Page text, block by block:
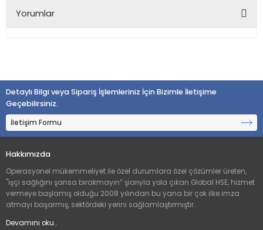
Yorumlar
Yorum Yaz
Detaylı Bilgi veya Sipariş İşlemleriniz İçin Bizimle İletişime
Geçebilirsiniz.
İletişim Formu
Hakkımızda
Operasyonel mükemmeliyet ile özel durumlara özel çözümler üreten,
"işçi sağlığını şansa bırakmayın” şiarıyla yola çıkan Global HSE, hizmet
vermeye başlamış olduğu 2008 yılından bu yana bir çok ilke imza
atmayı başarmış, sektördeki yerini sağlamlaştırmıştır.
Devamını oku..